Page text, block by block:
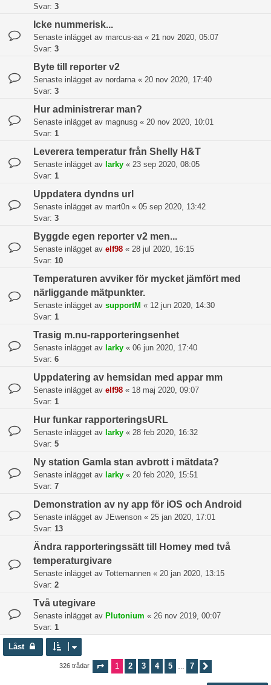
Svar: 3
Icke nummerisk...
Senaste inlägget av marcus-aa« 21 nov 2020, 05:07
Svar: 3
Byte till reporter v2
Senaste inlägget av nordarna« 20 nov 2020, 17:40
Svar: 3
Hur administrerar man?
Senaste inlägget av magnusg « 20 nov 2020, 10:01
Svar: 1
Leverera temperatur från Shelly H&T
Senaste inlägget av larky « 23 sep 2020, 08:05
Svar: 1
Uppdatera dyndns url
Senaste inlägget av mart0n « 05 sep 2020, 13:42
Svar: 3
Byggde egen reporter v2 men...
Senaste inlägget av elf98 « 28 jul 2020, 16:15
Svar: 10
Temperaturen avviker för mycket jämfört med
närliggande mätpunkter.
Senaste inlägget av supportM « 12 jun 2020, 14:30
Svar: 1
Trasig m.nu-rapporteringsenhet
Senaste inlägget av larky « 06 jun 2020, 17:40
Svar: 6
Uppdatering av hemsidan med appar mm
Senaste inlägget av elf98 « 18 maj 2020, 09:07
Svar: 1
Hur funkar rapporteringsURL
Senaste inlägget av larky « 28 feb 2020, 16:32
Svar: 5
Ny station Gamla stan avbrott i mätdata?
Senaste inlägget av larky « 20 feb 2020, 15:51
Svar: 7
Demonstration av ny app för iOS och Android
Senaste inlägget av JEwenson « 25 jan 2020, 17:01
Svar: 13
Ändra rapporteringssätt till Homey med två
temperaturgivare
Senaste inlägget av Tottemannen « 20 jan 2020, 13:15
Svar: 2
Två utegivare
Senaste inlägget av Plutonium « 26 nov 2019, 00:07
Svar: 1
Låst
326 trådar Sida 1av7
1 2 3 4 5 7